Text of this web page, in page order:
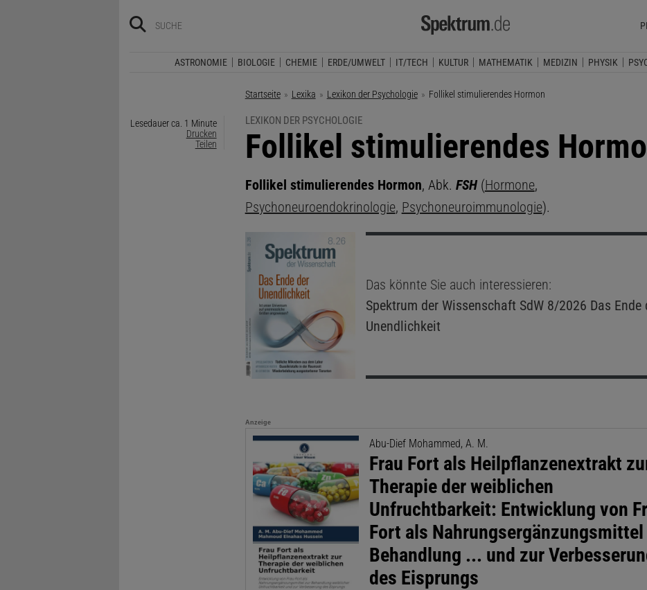
ASTRONOMIE BIOLOGIE CHEMIE ERDE/UMWELT IT/TECH KULTUR MATHEMATIK MEDIZIN PHYSIK
Startseite Lexika Lexikon der Psychologie Aktuelle Seite:
Follikel stimulierendes Hormon
Lesedauer ca. 1 Minute
Drucken
Teilen
LEXIKON DER PSYCHOLOGIE
:
Follikel stimulierendes
Follikel stimulierendes Hormon, Abk. FSH(Hormone,
Psychoneuroendokrinologie, Psychoneuroimmunologie).
Das könnte Sie auch interessieren:
Spektrum der Wissenschaft SdW 8/2026 Das Ende
Unendlichkeit
Anzeige
Abu-Dief Mohammed, A. M.
Frau Fort als Heilpflanzenextrakt
Therapie der weiblichen
Unfruchtbarkeit: Entwicklung von
Fort als
Behandlung ... und zur
des Eisprungs